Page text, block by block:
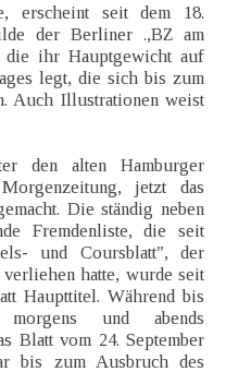
erscheint seit dem 18.
der Berliner .,BZ am
ihr Hauptgewicht auf
legt, die sich bis zum
Auch Illustrationen weist
den alten Hamburger
jetzt das
Die ständig neben
Fremdenliste, die seit
und Coursblatt", der
hatte, wurde seit
Haupttitel. Während bis
und abends
Blatt vom 24. September
bis zum Ausbruch des